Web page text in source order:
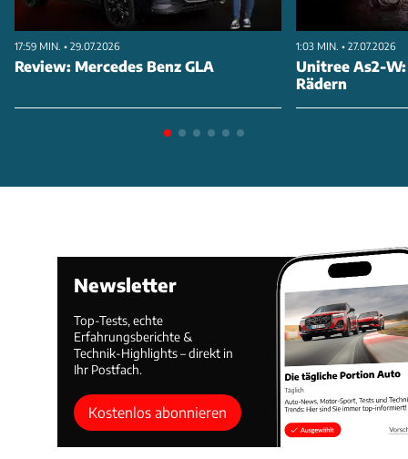
BMW diese Herausforderung gemeistert haben und
werfen Sie einen Blick hinter die Kulissen der
akustischen Feinabstimmung, die den BMW i7 zu
einem der leisesten Autos auf dem Markt macht.
17:59 MIN. • 29.07.2026
Review: Mercedes Benz GLA
1:03 MIN. • 27.07.2026
Unitree As2-
Rädern
Newsletter
Top-Tests, echte
Erfahrungsberichte &
Technik-Highlights – direkt in
Ihr Postfach.
Kostenlos abonnieren